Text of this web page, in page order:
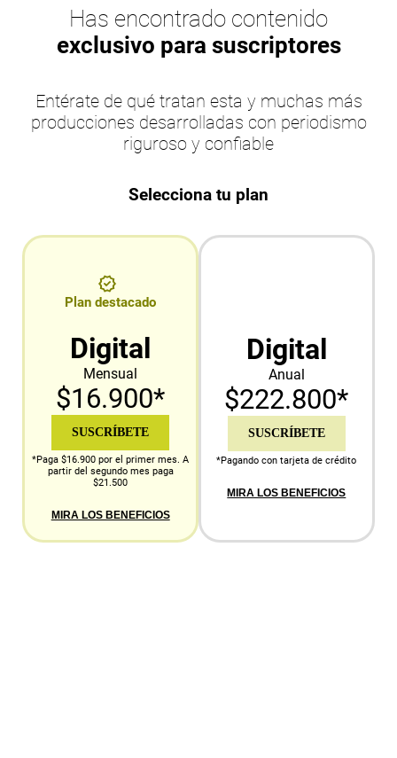
Has encontrado contenido
exclusivo para suscriptores
Entérate de qué tratan esta y muchas más
producciones desarrolladas con periodismo
riguroso y confiable
Selecciona tu plan
Plan destacado
Digital
Mensual
$16.900*
SUSCRÍBETE
*Paga $16.900 por el primer mes. A
partir del segundo mes paga
$21.500
MIRA LOS BENEFICIOS
Digital
Anual
$222.800*
SUSCRÍBETE
*Pagando con tarjeta de crédito
MIRA LOS BENEFICIOS